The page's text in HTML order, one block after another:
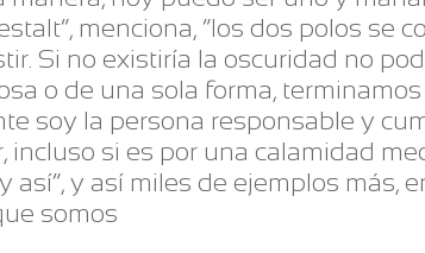
menciona, “los dos polos se
Si no existiría la oscuridad no
o de una sola forma,
soy la persona responsable y
si es por una calamidad
y así miles de ejemplos más,
somos